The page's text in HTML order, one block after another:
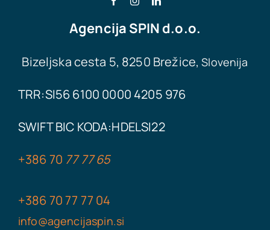
Agencija SPIN d.o.o.
Bizeljska cesta 5, 8250 Brežice, Slovenija
TRR:SI56 6100 0000 4205 976
SWIFT BIC KODA:HDELSI22
+38670 77 77 65
+38670 77 77 04
info@agencijaspin.si